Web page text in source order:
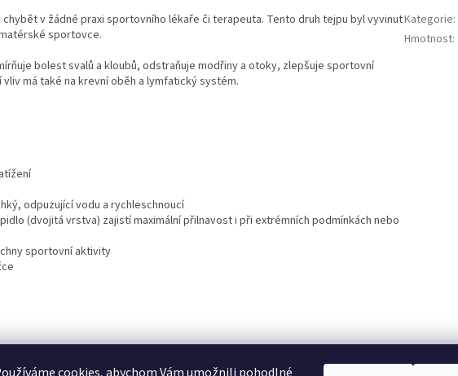
v žádné praxi sportovního lékaře či terapeuta. Tento druh tejpu byl vyvinut
sportovce.
bolest svalů a kloubů, odstraňuje modřiny a otoky, zlepšuje sportovní
má také na krevní oběh a lymfatický systém.
odpuzující vodu a rychleschnoucí
(dvojitá vrstva) zajistí maximální přilnavost i při extrémních podmínkách nebo
sportovní aktivity
Kategorie:
Hmotnost: